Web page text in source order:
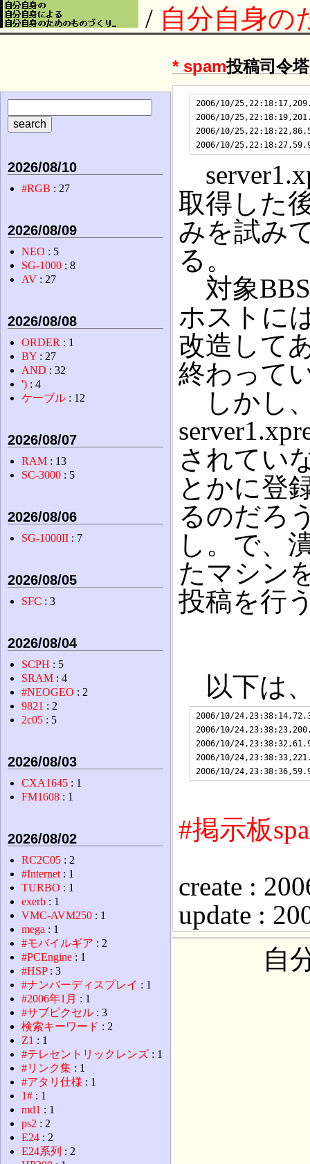
/ 自分自身の
* spam投稿司令
2006/10/
2006/10/
2006/10/
取得した
みを試み
る。
対象
ホストに
改造して
終わって
しかし
されてい
とかに登
るのだろ
し。で、
たマシン
投稿を行
以下は
2006/10/
2006/10/
2006/10/
2006/10/
#掲示板
create :
update :
自
2026/08/10
#RGB : 27
2026/08/09
NEO : 5
SG-1000 : 8
AV : 27
2026/08/08
ORDER : 1
BY : 27
AND : 32
') : 4
ケーブル : 12
2026/08/07
RAM : 13
SC-3000 : 5
2026/08/06
SG-1000II : 7
2026/08/05
SFC : 3
2026/08/04
SCPH : 5
SRAM : 4
#NEOGEO : 2
9821 : 2
2c05 : 5
2026/08/03
CXA1645 : 1
FM1608 : 1
2026/08/02
RC2C05 : 2
#Internet : 1
TURBO : 1
exerb : 1
VMC-AVM250 : 1
mega : 1
#モバイルギア : 2
#PCEngine : 1
#HSP: 3
#ナンバーディスプレイ : 1
#2006年1月 : 1
#サブピクセル : 3
検索キーワード : 2
Z1 : 1
#テレセントリックレンズ : 1
#リンク集 : 1
#アタリ仕様 : 1
1# : 1
md1 : 1
ps2 : 2
E24 : 2
E24系列 : 2